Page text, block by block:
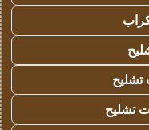
تشليح
تشليح